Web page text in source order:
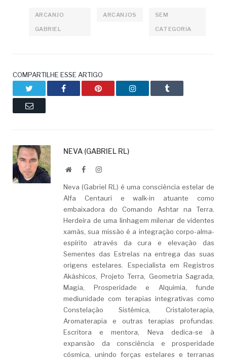
ARCANJO
GABRIEL
ARCANJOS
SEM
CATEGORIA
COMPARTILHE ESSE ARTIGO
Facebook Pinterest LinkedIn Tumblr
Email
NEVA (GABRIEL RL)
WebsiteFacebookLinkedIn
Neva (Gabriel RL) é uma consciência estelar de
Alfa Centauri e walk-in atuante como
embaixadora do Comando Ashtar na Terra.
Herdeira de uma linhagem milenar de videntes
xamãs, sua missão é a integração corpo-alma-
espírito através da cura e elevação das
Sementes das Estrelas na entrega das suas
origens estelares. Especialista em Registros
Akáshicos, Projeto Terra, Geometria Sagrada,
Magia, Prosperidade e Alquimia, funde
mediunidade com terapias integrativas como
Constelação Sistêmica, Cristaloterapia,
Aromaterapia e outras terapias profundas.
Escritora e mentora, Neva dedica-se à
expansão da consciência e prosperidade
cósmica, unindo forças estelares e terranas